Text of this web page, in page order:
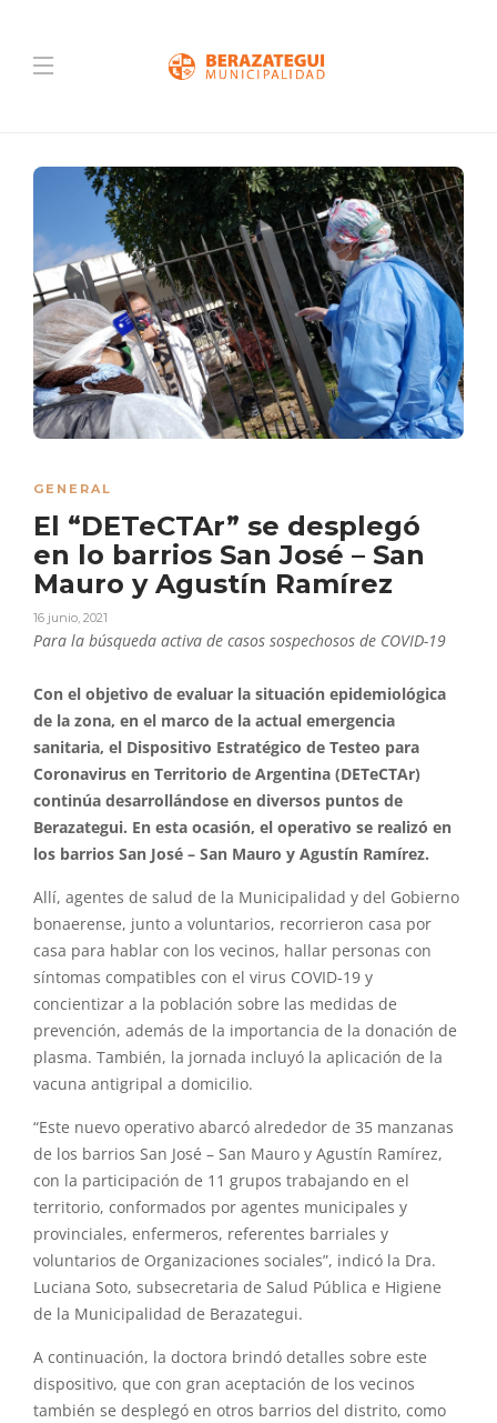
GENERAL
El “DETeCTAr” se desplegó
en lo barrios San José – San
Mauro y Agustín Ramírez
16 junio, 2021
Para la búsqueda activa de casos sospechosos de COVID-19
Con el objetivo de evaluar la situación epidemiológica
de la zona, en el marco de la actual emergencia
sanitaria, el Dispositivo Estratégico de Testeo para
Coronavirus en Territorio de Argentina (DETeCTAr)
continúa desarrollándose en diversos puntos de
Berazategui. En esta ocasión, el operativo se realizó en
los barrios San José – San Mauro y Agustín Ramírez.
Allí, agentes de salud de la Municipalidad y del Gobierno
bonaerense, junto a voluntarios, recorrieron casa por
casa para hablar con los vecinos, hallar personas con
síntomas compatibles con el virus COVID-19 y
concientizar a la población sobre las medidas de
prevención, además de la importancia de la donación de
plasma. También, la jornada incluyó la aplicación de la
vacuna antigripal a domicilio.
“Este nuevo operativo abarcó alrededor de 35 manzanas
de los barrios San José – San Mauro y Agustín Ramírez,
con la participación de 11 grupos trabajando en el
territorio, conformados por agentes municipales y
provinciales, enfermeros, referentes barriales y
voluntarios de Organizaciones sociales”, indicó la Dra.
Luciana Soto, subsecretaria de Salud Pública e Higiene
de la Municipalidad de Berazategui.
A continuación, la doctora brindó detalles sobre este
dispositivo, que con gran aceptación de los vecinos
también se desplegó en otros barrios del distrito, como